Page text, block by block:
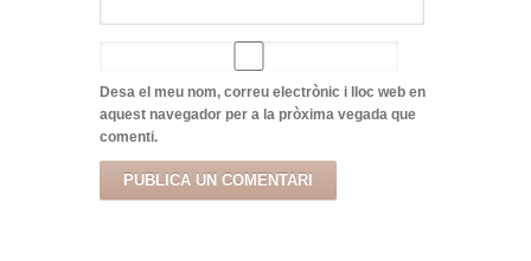
Desa el meu nom, correu electrònic i lloc web en
aquest navegador per a la pròxima vegada que
comenti.